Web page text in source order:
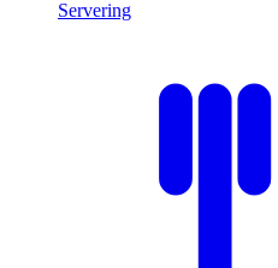
Servering